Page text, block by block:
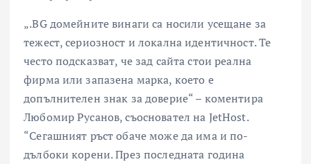
„.BG домейните винаги са носили усещане за
тежест, сериозност и локална идентичност. Те
често подсказват, че зад сайта стои реална
фирма или запазена марка, което е
допълнителен знак за доверие“ – коментира
Любомир Русанов, съосновател на JetHost.
“Сегашният ръст обаче може да има и по-
дълбоки корени. През последната година